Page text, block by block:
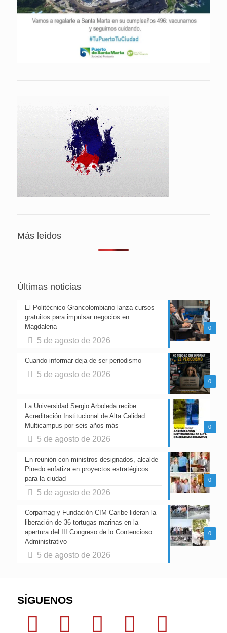
Más leídos
Últimas noticias
0
El Politécnico Grancolombiano lanza cursos
gratuitos para impulsar negocios en
Magdalena
5 de agosto de 2026
0
Cuando informar deja de ser periodismo
5 de agosto de 2026
0
La Universidad Sergio Arboleda recibe
Acreditación Institucional de Alta Calidad
Multicampus por seis años más
5 de agosto de 2026
0
En reunión con ministros designados, alcalde
Pinedo enfatiza en proyectos estratégicos
para la ciudad
5 de agosto de 2026
0
Corpamag y Fundación CIM Caribe lideran la
liberación de 36 tortugas marinas en la
apertura del III Congreso de lo Contencioso
Administrativo
5 de agosto de 2026
SÍGUENOS